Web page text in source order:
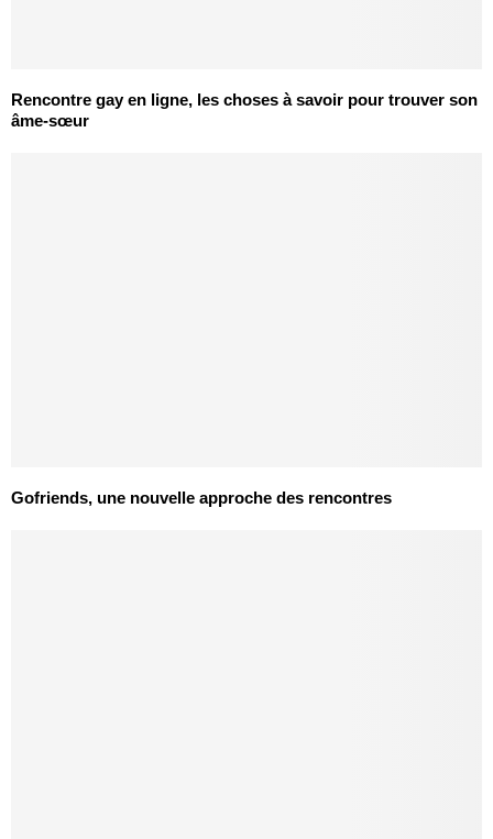
Rencontre gay en ligne, les choses à savoir pour trouver son
âme-sœur
Gofriends, une nouvelle approche des rencontres